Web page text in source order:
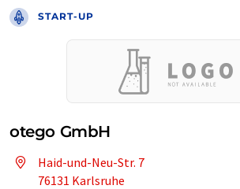
START-UP
otego GmbH
Haid-und-Neu-Str. 7
76131 Karlsruhe